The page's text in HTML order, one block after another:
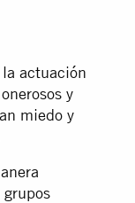
actuación
y
miedo y